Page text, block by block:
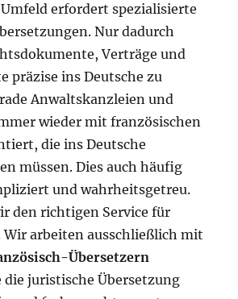
erfordert spezialisierte
Nur dadurch
Verträge und
präzise ins Deutsche zu
Anwaltskanzleien und
wieder mit französischen
die ins Deutsche
müssen. Dies auch häufig
und wahrheitsgetreu.
den richtigen Service für
Wir arbeiten ausschließlich mit
Übersetzern
die juristische Übersetzung